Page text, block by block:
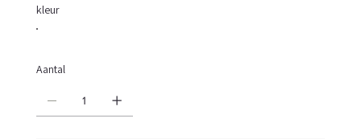
kleur
Aantal